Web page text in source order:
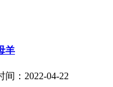
羊
：2022-04-22